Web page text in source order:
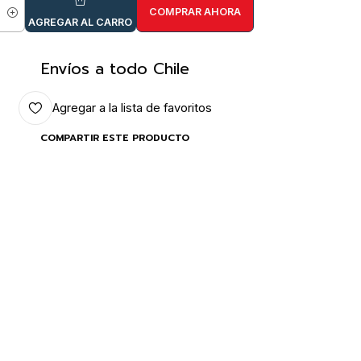
AGREGAR AL CARRO
COMPRAR AHORA
Envíos a todo Chile
Agregar a la lista de favoritos
COMPARTIR ESTE PRODUCTO